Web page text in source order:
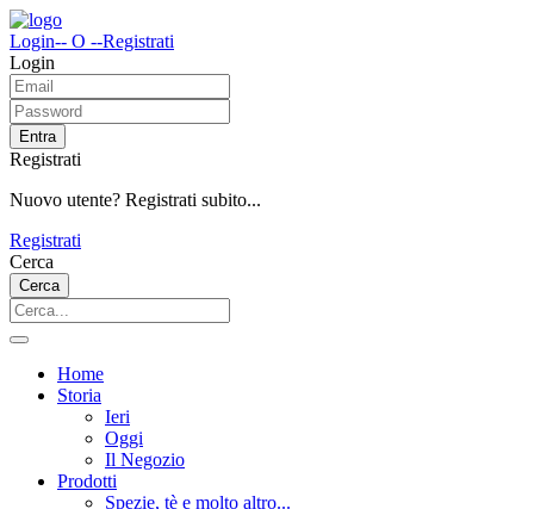
Login-- O --Registrati
Login
Entra
Registrati
Nuovo utente? Registrati subito...
Registrati
Cerca
Cerca
Home
Storia
Ieri
Oggi
Il Negozio
Prodotti
Spezie, tè e molto altro...